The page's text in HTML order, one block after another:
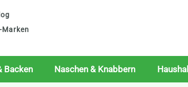
Marken
Backen Naschen & Knabbern